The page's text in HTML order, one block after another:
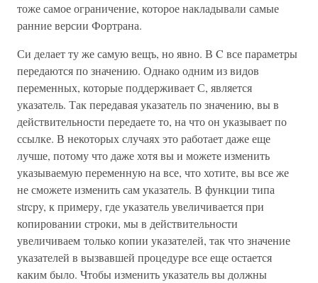
тоже самое ограничение, которое накладывали самые
ранние версии Фортрана.
Си делает ту же самую вещъ, но явно. В C все параметры
передаются по значению. Однако одним из видов
переменных, которые поддерживает С, является
указатель. Так передавая указатель по значению, вы в
действительности передаете то, на что он указывает по
ссылке. В некоторых случаях это работает даже еще
лучше, потому что даже хотя вы и можете изменить
указываемую переменную на все, что хотите, вы все же
не сможете изменить сам указатель. В функции типа
strcpy, к примеру, где указатель увеличивается при
копировании строки, мы в действительности
увеличиваем только копии указателей, так что значение
указателей в вызвавшей процедуре все еще остается
каким было. Чтобы изменить указатель вы должны